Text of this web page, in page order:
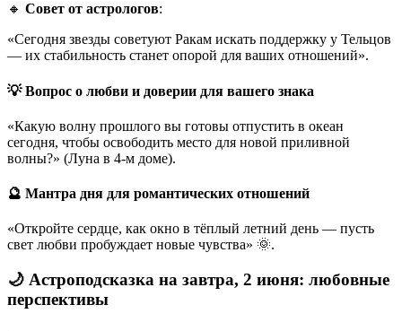
🔸 Совет от астрологов:
«Сегодня звезды советуют Ракам искать поддержку у Тельцов
— их стабильность станет опорой для ваших отношений».
💡 Вопрос о любви и доверии для вашего знака
«Какую волну прошлого вы готовы отпустить в океан
сегодня, чтобы освободить место для новой приливной
волны?» (Луна в 4-м доме).
🔮 Мантра дня для романтических отношений
«Откройте сердце, как окно в тёплый летний день — пусть
свет любви пробуждает новые чувства» 🌞.
🌙 Астроподсказка на завтра, 2 июня: любовные
перспективы